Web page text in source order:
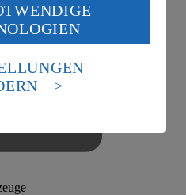
willigst du im Sinne
a) DSGVO ein, dass deine
werden. Der EuGH sieht
nach europäischen
Datenschutzniveau an.
Zugriffs durch US-
der Seite findest du